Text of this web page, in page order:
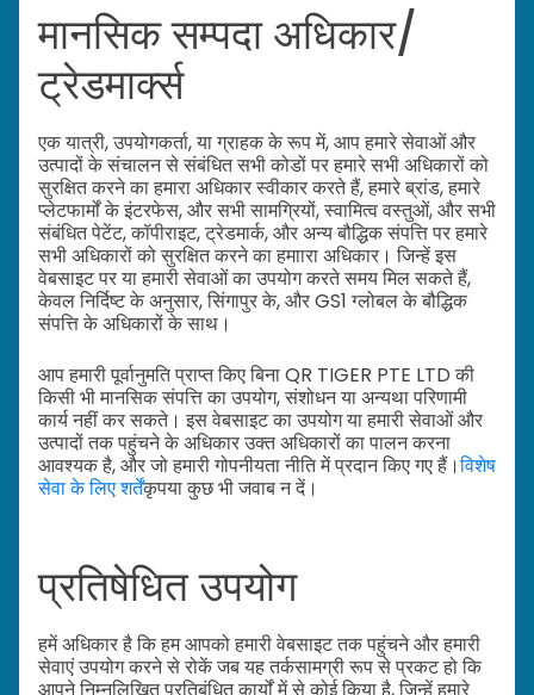
मानसिक सम्पदा अधिकार/
ट्रेडमार्क्स
एक यात्री, उपयोगकर्ता, या ग्राहक के रूप में, आप हमारे सेवाओं और
उत्पादों के संचालन से संबंधित सभी कोडों पर हमारे सभी अधिकारों को
सुरक्षित करने का हमारा अधिकार स्वीकार करते हैं, हमारे ब्रांड, हमारे
प्लेटफार्मों के इंटरफेस, और सभी सामग्रियों, स्वामित्व वस्तुओं, और सभी
संबंधित पेटेंट, कॉपीराइट, ट्रेडमार्क, और अन्य बौद्धिक संपत्ति पर हमारे
सभी अधिकारों को सुरक्षित करने का हमाारा अधिकार। जिन्हें इस
वेबसाइट पर या हमारी सेवाओं का उपयोग करते समय मिल सकते हैं,
केवल निर्दिष्ट के अनुसार, सिंगापुर के, और GS1 ग्लोबल के बौद्धिक
संपत्ति के अधिकारों के साथ।
आप हमारी पूर्वानुमति प्राप्त किए बिना QR TIGER PTE LTD की
किसी भी मानसिक संपत्ति का उपयोग, संशोधन या अन्यथा परिणामी
कार्य नहीं कर सकते। इस वेबसाइट का उपयोग या हमारी सेवाओं और
उत्पादों तक पहुंचने के अधिकार उक्त अधिकारों का पालन करना
आवश्यक है, और जो हमारी गोपनीयता नीति में प्रदान किए गए हैं।विशेष
सेवा के लिए शर्तेंकृपया कुछ भी जवाब न दें।
प्रतिषेधित उपयोग
हमें अधिकार है कि हम आपको हमारी वेबसाइट तक पहुंचने और हमारी
सेवाएं उपयोग करने से रोकें जब यह तर्कसामग्री रूप से प्रकट हो कि